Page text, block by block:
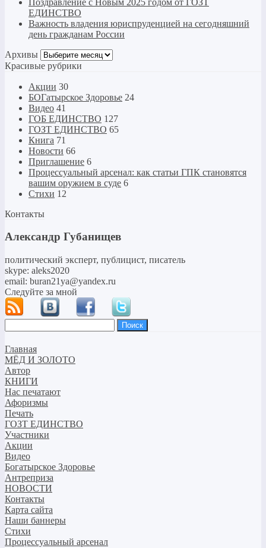
ЕДИНСТВО
Важность владения юриспруденцией на сегодняшний
день гражданам России
Архивы Архивы
Красивые рубрики
Акции 30
БОГатырское Здоровье 24
Видео 41
ГОБ ЕДИНСТВО 127
ГОЗТ ЕДИНСТВО 65
Книга 71
Новости 66
Приглашение 6
Процессуальный арсенал: как статьи ГПК становятся
вашим оружием в суде 6
Стихи 12
Контакты
Александр Губанищев
политический эксперт, публицист, писатель
skype: aleks2020
email: buran21ya@yandex.ru
Следуйте за мной
Главная
МЁД И ЗОЛОТО
Автор
КНИГИ
Нас печатают
Афоризмы
Печать
ГОЗТ ЕДИНСТВО
Участники
Акции
Видео
Богатырское Здоровье
Антреприза
НОВОСТИ
Контакты
Карта сайта
Наши баннеры
Стихи
Процессуальный арсенал